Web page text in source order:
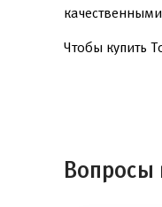
Чтобы купить
Вопросы